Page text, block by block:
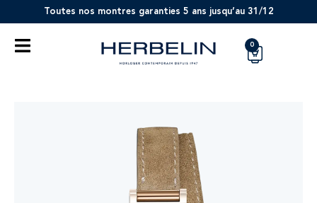
Toutes nos montres garanties 5 ans jusqu’au 31/12
0